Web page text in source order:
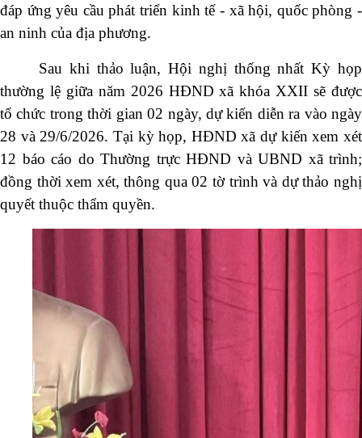
đáp ứng yêu cầu phát triển kinh tế - xã hội, quốc phòng -
an ninh của địa phương.
Sau khi thảo luận, Hội nghị thống nhất Kỳ họp
thường lệ giữa năm 2026 HĐND xã khóa XXII sẽ được
tổ chức trong thời gian 02 ngày, dự kiến diễn ra vào ngày
28 và 29/6/2026. Tại kỳ họp, HĐND xã dự kiến xem xét
12 báo cáo do Thường trực HĐND và UBND xã trình;
đồng thời xem xét, thông qua 02 tờ trình và dự thảo nghị
quyết thuộc thẩm quyền.